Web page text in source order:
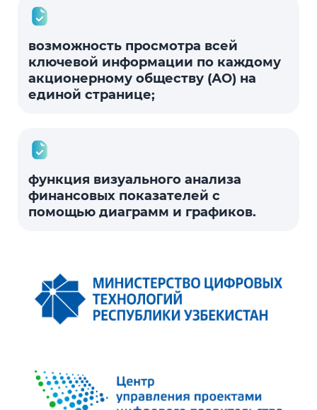
возможность просмотра всей
ключевой информации по каждому
акционерному обществу (АО) на
единой странице;
функция визуального анализа
финансовых показателей с
помощью диаграмм и графиков.